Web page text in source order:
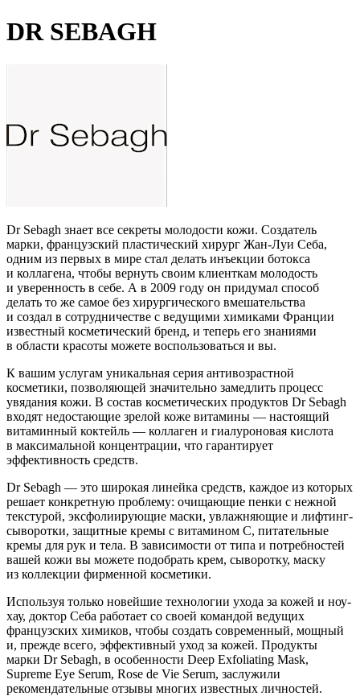
DR SEBAGH
Dr Sebagh знает все секреты молодости кожи. Создатель
марки, французский пластический хирург Жан-Луи Себа,
одним из первых в мире стал делать инъекции ботокса
и коллагена, чтобы вернуть своим клиенткам молодость
и уверенность в себе. А в 2009 году он придумал способ
делать то же самое без хирургического вмешательства
и создал в сотрудничестве с ведущими химиками Франции
известный косметический бренд, и теперь его знаниями
в области красоты можете воспользоваться и вы.
К вашим услугам уникальная серия антивозрастной
косметики, позволяющей значительно замедлить процесс
увядания кожи. В состав косметических продуктов Dr Sebagh
входят недостающие зрелой коже витамины — настоящий
витаминный коктейль — коллаген и гиалуроновая кислота
в максимальной концентрации, что гарантирует
эффективность средств.
Dr Sebagh — это широкая линейка средств, каждое из которых
решает конкретную проблему: очищающие пенки с нежной
текстурой, эксфолиирующие маски, увлажняющие и лифтинг-
сыворотки, защитные кремы с витамином С, питательные
кремы для рук и тела. В зависимости от типа и потребностей
вашей кожи вы можете подобрать крем, сыворотку, маску
из коллекции фирменной косметики.
Используя только новейшие технологии ухода за кожей и ноу-
хау, доктор Себа работает со своей командой ведущих
французских химиков, чтобы создать современный, мощный
и, прежде всего, эффективный уход за кожей. Продукты
марки Dr Sebagh, в особенности Deep Exfoliating Mask,
Supreme Eye Serum, Rose de Vie Serum, заслужили
рекомендательные отзывы многих известных личностей.